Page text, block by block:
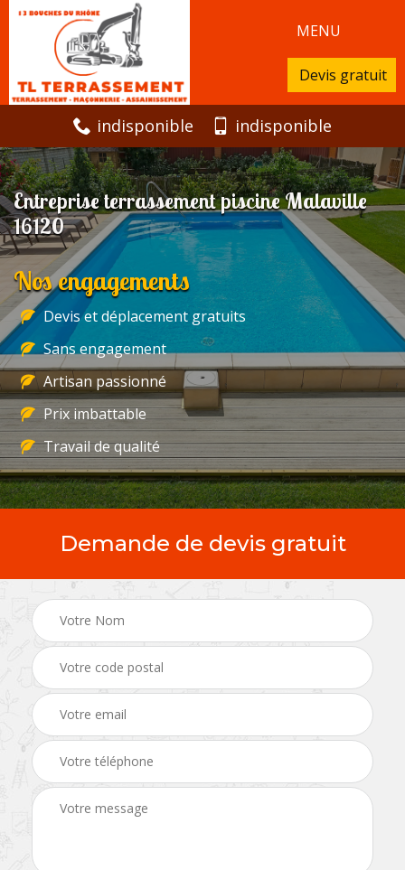
MENU
Devis gratuit
indisponible indisponible
Entreprise terrassement piscine Malaville
16120
Nos engagements
Devis et déplacement gratuits
Sans engagement
Artisan passionné
Prix imbattable
Travail de qualité
Demande de devis gratuit